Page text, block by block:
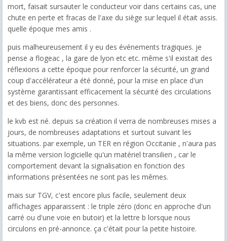
mort, faisait sursauter le conducteur voir dans certains cas, une
chute en perte et fracas de l'axe du siège sur lequel il était assis.
quelle époque mes amis .
puis malheureusement il y eu des événements tragiques. je
pense a flogeac , la gare de lyon etc etc. même s'il existait des
réflexions a cette époque pour renforcer la sécurité, un grand
coup d'accélérateur a été donné, pour la mise en place d'un
système garantissant efficacement la sécurité des circulations
et des biens, donc des personnes.
le kvb est né. depuis sa création il verra de nombreuses mises a
jours, de nombreuses adaptations et surtout suivant les
situations. par exemple, un TER en région Occitanie , n'aura pas
la même version logicielle qu'un matériel transilien , car le
comportement devant la signalisation en fonction des
informations présentées ne sont pas les mêmes.
mais sur TGV, c'est encore plus facile, seulement deux
affichages apparaissent : le triple zéro (donc en approche d'un
carré ou d'une voie en butoir) et la lettre b lorsque nous
circulons en pré-annonce. ça c'était pour la petite histoire.